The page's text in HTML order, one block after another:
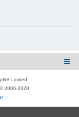
Limited
© 2006-2020